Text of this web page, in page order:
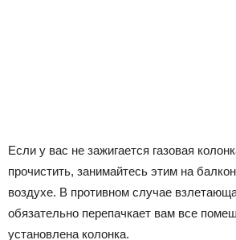
Если у вас не зажигается газовая
прочистить, занимайтесь этим на
воздухе. В противном случае
обязательно перепачкает вам все
установлена колонка.